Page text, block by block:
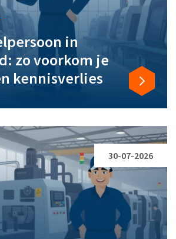
in
zo voorkom je
kennisverlies
30-07-2026